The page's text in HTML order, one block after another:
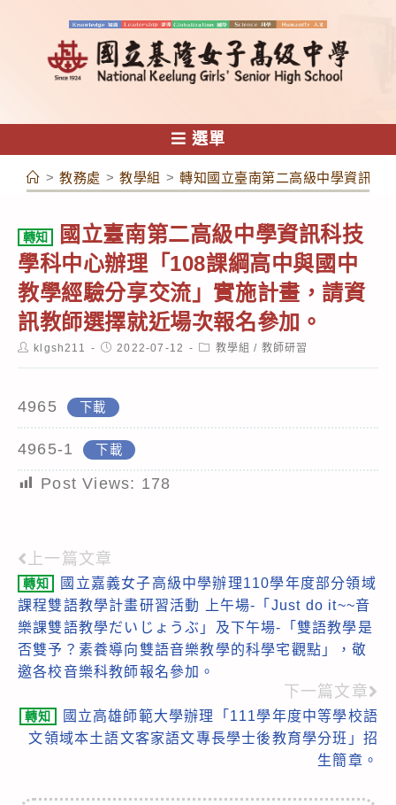
容
選單
> 教務處 > 教學組 > 轉知國立臺南第二高級中學資訊科
轉知
國立臺南第二高級中學資訊科技
學科中心辦理「108課綱高中與國中
教學經驗分享交流」實施計畫，請資
訊教師選擇就近場次報名參加。
Postklgsh211
Post2022-07-12
Post教學組 / 教師研習
4965 下載
4965-1 下載
Post Views: 178
Read
more
articles
上一篇文章
轉知
國立嘉義女子高級中學辦理110學年度部分領域
課程雙語教學計畫研習活動 上午場-「Just do it~~音
樂課雙語教學だいじょうぶ」及下午場-「雙語教學是
否雙予？素養導向雙語音樂教學的科學宅觀點」，敬
邀各校音樂科教師報名參加。
下一篇文章
轉知
國立高雄師範大學辦理「111學年度中等學校語
文領域本土語文客家語文專長學士後教育學分班」招
生簡章。